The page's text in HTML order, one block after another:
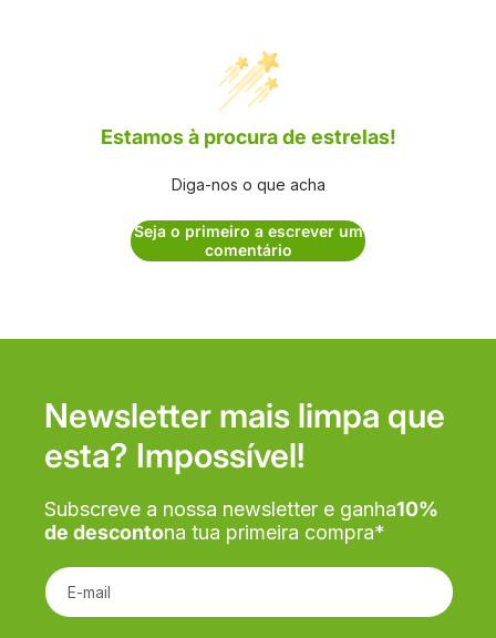
Estamos à procura de estrelas!
Diga-nos o que acha
Seja o primeiro a escrever um
comentário
Newsletter mais limpa que
esta? Impossível!
Subscreve a nossa newsletter e ganha10%
de descontona tua primeira compra*
E-mail